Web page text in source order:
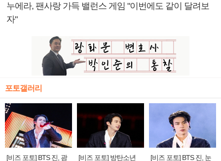
누에라, 팬사랑 가득 밸런스 게임 "이번에도 같이 달려보
자"
포토갤러리
[비즈 포토] BTS 진, 광
[비즈 포토] 방탄소년
[비즈 포토] BTS 진, 눈